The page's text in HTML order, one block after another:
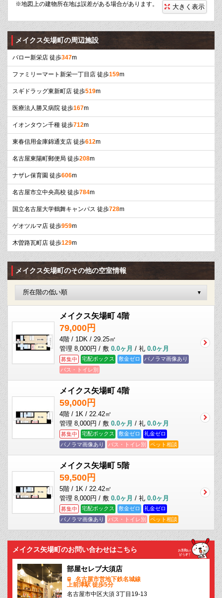
※地図上の建物所在地は誤差がある場合があります。 大きく表示
メイクス矢場町の周辺施設
バロー新栄店 徒歩347m
ファミリーマート新栄一丁目店 徒歩159m
スギドラッグ東新町店 徒歩519m
医療法人勝又病院 徒歩167m
イオンタウン千種 徒歩712m
東春信用金庫錦通支店 徒歩612m
名古屋東陽町郵便局 徒歩208m
ナザレ保育園 徒歩606m
名古屋市立中央高校 徒歩784m
国立名古屋大学鶴舞キャンパス 徒歩728m
ゲオツルマ店 徒歩959m
木曽路瓦町店 徒歩129m
メイクス矢場町のその他の空室情報
メイクス矢場町 4階
79,000円
4階 / 1DK / 29.25㎡
管理 8,000円 / 敷 0.0ヶ月 / 礼 0.0ヶ月
募集中 宅配ボックス 敷金ゼロ
パノラマ画像あり
バス・トイレ別
メイクス矢場町 4階
59,000円
4階 / 1K / 22.42㎡
管理 8,000円 / 敷 0.0ヶ月 / 礼 0.0ヶ月
募集中 宅配ボックス 敷金ゼロ
礼金ゼロ
パノラマ画像あり
バス・トイレ別 ペット相談
メイクス矢場町 5階
59,500円
5階 / 1K / 22.42㎡
管理 8,000円 / 敷 0.0ヶ月 / 礼 0.0ヶ月
募集中 宅配ボックス 敷金ゼロ
礼金ゼロ
パノラマ画像あり
バス・トイレ別 ペット相談
メイクス矢場町のお問い合わせはこちら
部屋セレブ大須店
名古屋市営地下鉄名城線
上前津駅 徒歩5分
名古屋市中区大須 3丁目19-13